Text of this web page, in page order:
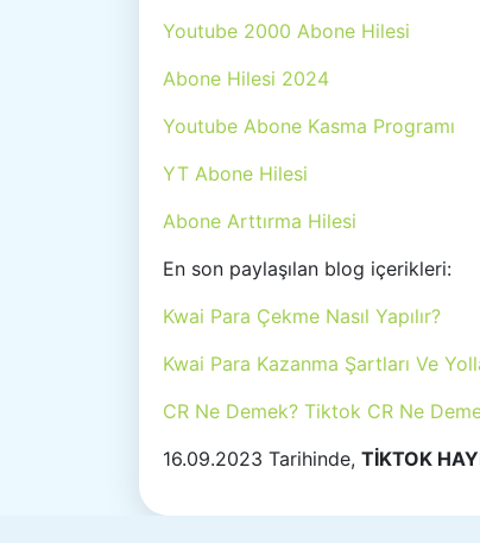
Youtube 2000 Abone Hilesi
Abone Hilesi 2024
Youtube Abone Kasma Programı
YT Abone Hilesi
Abone Arttırma Hilesi
En son paylaşılan blog içerikleri:
Kwai Para Çekme Nasıl Yapılır?
Kwai Para Kazanma Şartları Ve
CR Ne Demek? Tiktok CR Ne
16.09.2023 Tarihinde, TİKTOK